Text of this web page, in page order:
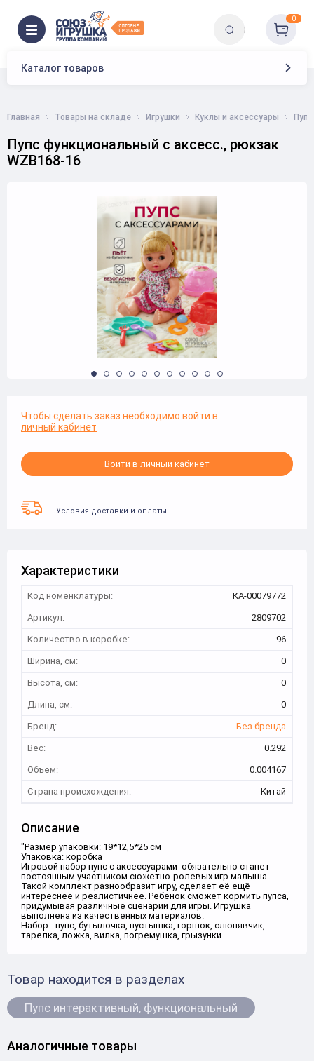
Каталог товаров
0
Главная Товары на складе Игрушки Куклы и аксессуары
Пупс функциональный с аксесс., рюкзак
WZB168-16
Чтобы сделать заказ необходимо войти в
личный кабинет
Войти в личный кабинет
Условия доставки и оплаты
Характеристики
Код номенклатуры:
КА-00079772
Артикул:
2809702
Количество в коробке:
96
Ширина, см:
0
Высота, см:
0
Длина, см:
0
Бренд:
Без бренда
Вес:
0.292
Объем:
0.004167
Страна происхождения:
Китай
Описание
"Размер упаковки: 19*12,5*25 см
Упаковка: коробка
Игровой набор пупс с аксессуарами обязательно станет
постоянным участником сюжетно-ролевых игр малыша.
Такой комплект разнообразит игру, сделает её ещё
интереснее и реалистичнее. Ребёнок сможет кормить пупса,
придумывая различные сценарии для игры. Игрушка
выполнена из качественных материалов.
Набор - пупс, бутылочка, пустышка, горшок, слюнявчик,
тарелка, ложка, вилка, погремушка, грызунки.
Товар находится в разделах
Пупс интерактивный, функциональный
Аналогичные товары